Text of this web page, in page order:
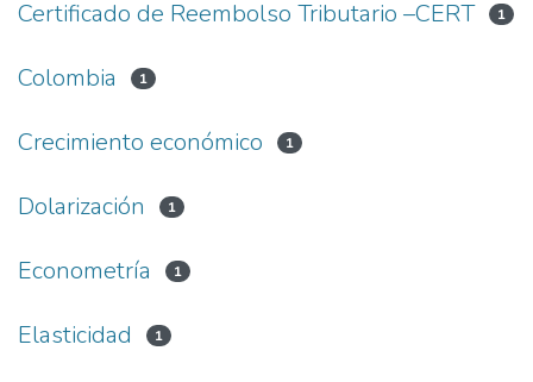
Certificado de Reembolso Tributario –CERT 1
Colombia 1
Crecimiento económico 1
Dolarización 1
Econometría 1
Elasticidad 1